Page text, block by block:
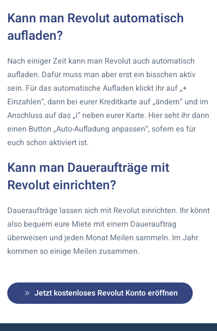
Kann man Revolut automatisch
aufladen?
Nach einiger Zeit kann man Revolut auch automatisch
aufladen. Dafür muss man aber erst ein bisschen aktiv
sein. Für das automatische Aufladen klickt ihr auf „+
Einzahlen“, dann bei eurer Kreditkarte auf „ändern“ und im
Anschluss auf das „i“ neben eurer Karte. Hier seht ihr dann
einen Button „Auto-Aufladung anpassen“, sofern es für
euch schon aktiviert ist.
Kann man Daueraufträge mit
Revolut einrichten?
Daueraufträge lassen sich mit Revolut einrichten. Ihr könnt
also bequem eure Miete mit einem Dauerauftrag
überweisen und jeden Monat Meilen sammeln. Im Jahr
kommen so einige Meilen zusammen.
Jetzt kostenloses Revolut Konto eröffnen